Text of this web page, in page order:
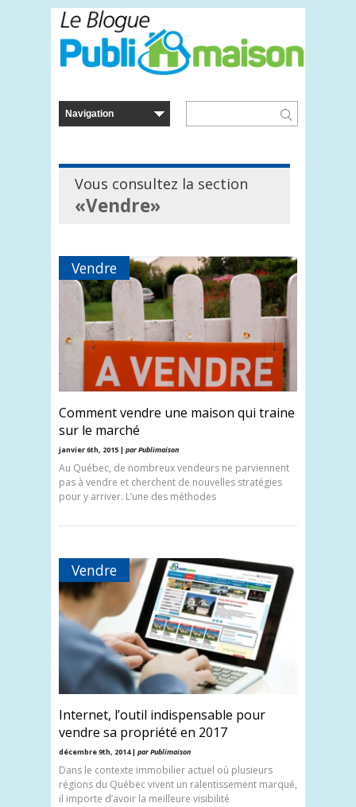
Vous consultez la section
«Vendre»
Vendre
Comment vendre une maison qui traine
sur le marché
janvier 6th, 2015 | par Publimaison
Au Québec, de nombreux vendeurs ne parviennent
pas à vendre et cherchent de nouvelles stratégies
pour y arriver. L’une des méthodes
Vendre
Internet, l’outil indispensable pour
vendre sa propriété en 2017
décembre 9th, 2014 | par Publimaison
Dans le contexte immobilier actuel où plusieurs
régions du Québec vivent un ralentissement marqué,
il importe d’avoir la meilleure visibilité